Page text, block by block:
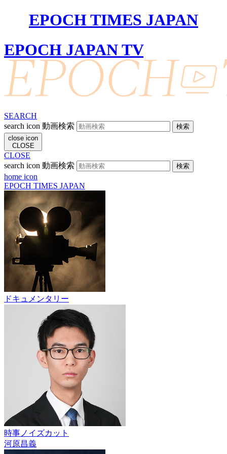
EPOCH TIMES JAPAN
EPOCH JAPAN TV
SEARCH
search icon 動画検索
close icon
CLOSE
CLOSE
search icon 動画検索
home icon
EPOCH TIMES JAPAN
ドキュメンタリー
時事ノイズカット
河原昌義